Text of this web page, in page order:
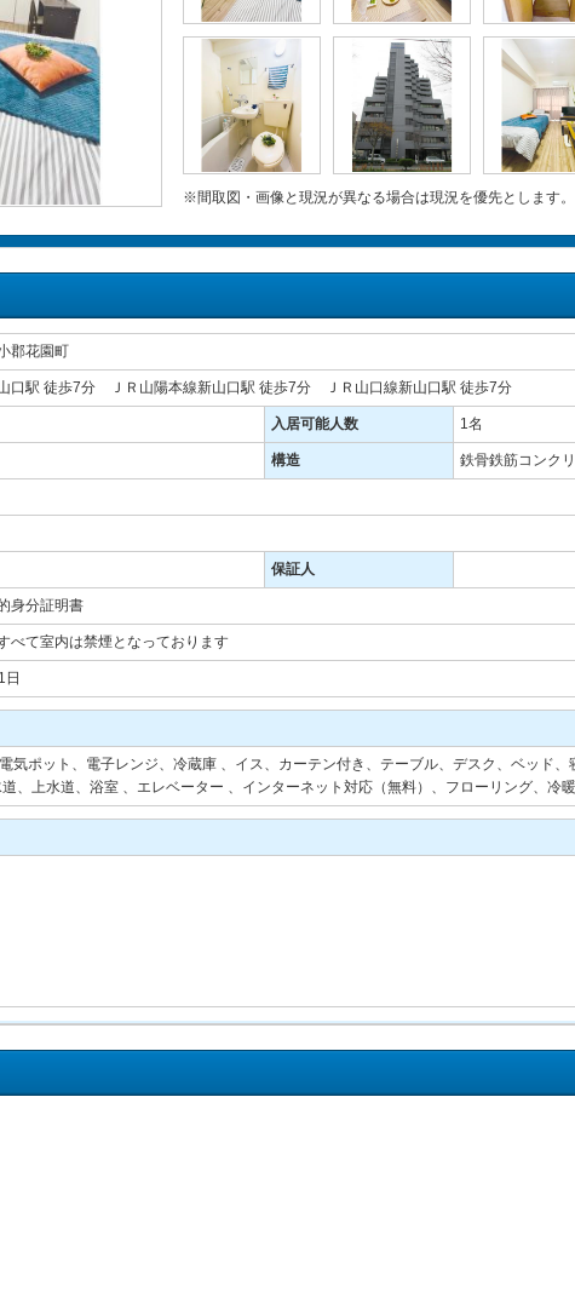
※間取図・画像と現況が異なる場合は現況を優先とします。
郡花園町
口駅 徒歩7分 ＪＲ山陽本線新山口駅 徒歩7分 ＪＲ山口線新山口駅 徒歩7分
入居可能人数 1名
構造 鉄骨鉄筋コンク
保証人
身分証明書
べて室内は禁煙となっております
気ポット、電子レンジ、冷蔵庫 、イス、カーテン付き、テーブル、デスク、ベッド
、上水道、浴室 、エレベーター 、インターネット対応（無料）、フローリング、冷